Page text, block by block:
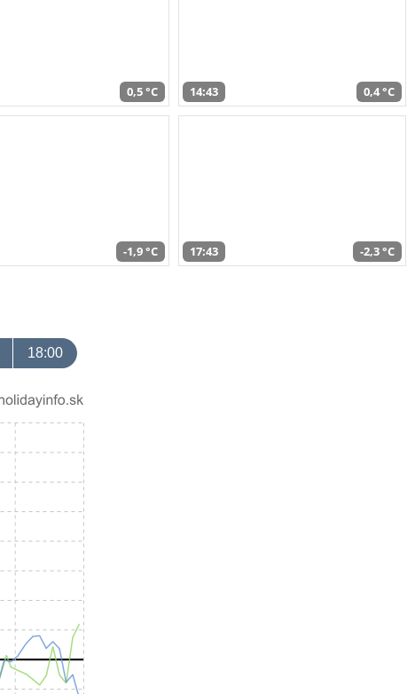
0,5 °C 14:43 0,4 °C
-1,9 °C 17:43 -2,3 °C
18:00